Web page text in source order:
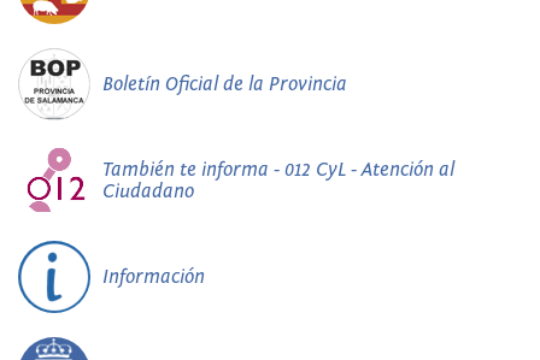
Boletín Oficial de la Provincia
También te informa - 012 CyL - Atención al
Ciudadano
Información